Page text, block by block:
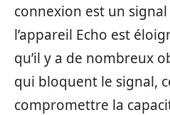
connexion est un
l’appareil Echo est
qu’il y a de nombreux
qui bloquent le signal,
compromettre la